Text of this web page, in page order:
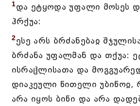
1და ეტყოდა უფალი მოსეს
ჰრქუა:
2ესე არს ბრძანებაჲ
ბრძანა უფალმან და თქუა:
ისრაჱლისათა და
დიაკეული წითელი უბიწოჲ,
არა იყოს ბიწი და არა